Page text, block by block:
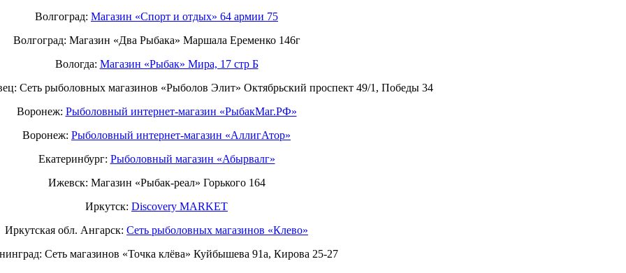
Волгоград: Магазин «Спорт и отдых» 64 армии 75
Волгоград: Магазин «Два Рыбака» Маршала Еременко 146г
Вологда: Магазин «Рыбак» Мира, 17 стр Б
Сеть рыболовных магазинов «Рыболов Элит» Октябрьский проспект 49/1, Победы 34
Воронеж: Рыболовный интернет-магазин «РыбакМаг.РФ»
Воронеж: Рыболовный интернет-магазин «АллигАтор»
Екатеринбург: Рыболовный магазин «Абырвалг»
Ижевск: Магазин «Рыбак-реал» Горького 164
Иркутск: Discovery MARKET
Иркутская обл. Ангарск: Сеть рыболовных магазинов «Клево»
Сеть магазинов «Точка клёва» Куйбышева 91а, Кирова 25-27